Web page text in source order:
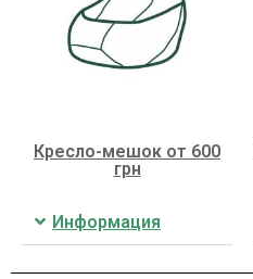
Кресло-мешок от 600
грн
Информация